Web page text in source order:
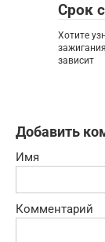
Срок
Хотите
зависит
Добавить
Имя
Комментарий